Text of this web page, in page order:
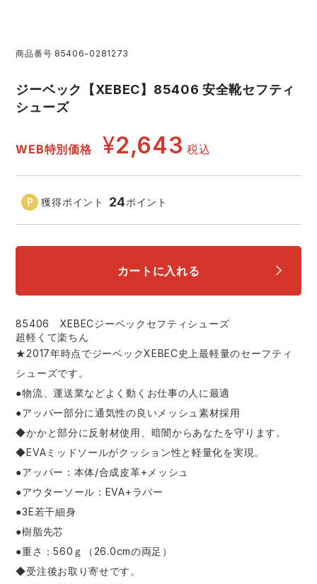
ヤッケ
作業用小物・アクセサリー
ファン付き作業着・空調服
電熱ウェア・ヒートウェア
レインウェアランキング
アイズフロンティア ランキング
TSDESIGN ランキング
コーコス ランキング
作業着
ニット
ファン付きウェア
シンメン
ハイパーV 丸五
グラディエーター
ニオイクリア タカヤ商事
中塚被服 イーブンリバー
スターライト工業 東洋物産工業
弘進ゴム 藤井電工
福山ゴム工業 ビッグボーン商事株式会社
夜間・高視認性安全服
医療白衣・介護服
商品番号 85406-0281273
ジーベック【XEBEC】85406 安全靴セフティ
シューズ
WEB特別価格 ¥2,643 税込
獲得ポイント 24ポイント
カートに入れる
85406 XEBECジーベックセフティシューズ
超軽くて楽ちん
★2017年時点でジーベックXEBEC史上最軽量のセーフティ
シューズです。
●物流、運送業などよく動くお仕事の人に最適
●アッパー部分に通気性の良いメッシュ素材採用
◆かかと部分に反射材使用、暗闇からあなたを守ります。
◆EVAミッドソールがクッション性と軽量化を実現。
●アッパー：本体/合成皮革+メッシュ
●アウターソール：EVA+ラバー
●3E若干細身
●樹脂先芯
●重さ：560ｇ（26.0cmの両足）
◆受注後お取り寄せです。